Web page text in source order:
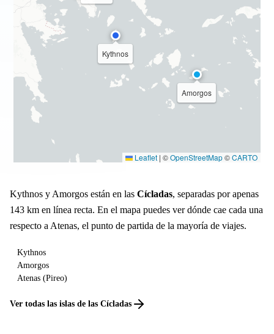
Kythnos
Amorgos
Leaflet | ©OpenStreetMap©CARTO
Kythnos y Amorgos están en las Cícladas, separadas por apenas
143 km en línea recta. En el mapa puedes ver dónde cae cada una
respecto a Atenas, el punto de partida de la mayoría de viajes.
Kythnos
Amorgos
Atenas (Pireo)
Ver todas las islas de las Cícladas